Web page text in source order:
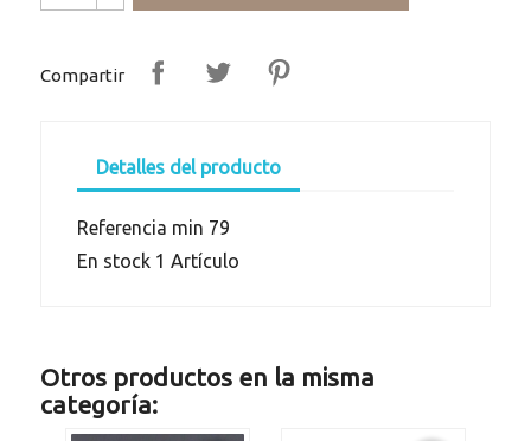
Compartir
Detalles del producto
Referencia min 79
En stock 1 Artículo
Otros productos en la misma
categoría: